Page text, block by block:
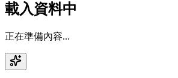
載入資料中
正在準備內容...